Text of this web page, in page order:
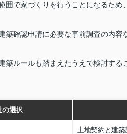
囲で家づくりを行うことになるため
築確認申請に必要な事前調査の内
築ルールも踏まえたうえで検討する
の選択
土地契約と建